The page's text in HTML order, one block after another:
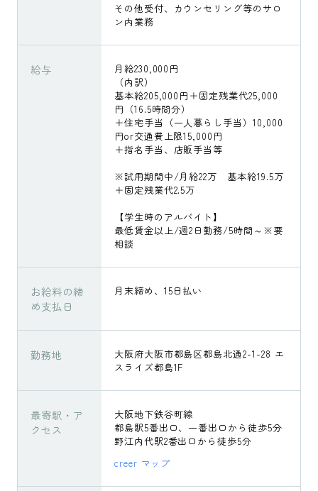
その他受付、カウンセリング等のサロ
ン内業務
給与
月給230,000円
（内訳）
基本給205,000円＋固定残業代25,000
円（16.5時間分）
＋住宅手当（一人暮らし手当）10,000
円or交通費上限15,000円
＋指名手当、店販手当等
※試用期間中/月給22万 基本給19.5万
＋固定残業代2.5万
【学生時のアルバイト】
最低賃金以上/週2日勤務/5時間～※要
相談
お給料の締
め支払日
月末締め、15日払い
勤務地
大阪府大阪市都島区都島北通2-1-28 エ
スライズ都島1F
最寄駅・ア
クセス
大阪地下鉄谷町線
都島駅5番出口、一番出口から徒歩5分
野江内代駅2番出口から徒歩5分
creer マップ